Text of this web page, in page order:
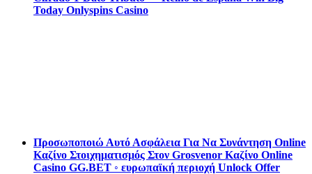
Today Onlyspins Casino
Προσωποποιώ Αυτό Ασφάλεια Για Να Συνάντηση Online
Καζίνο Στοιχηματισμός Στον Grosvenor Καζίνο Online
Casino GG.BET ◦ ευρωπαϊκή περιοχή Unlock Offer